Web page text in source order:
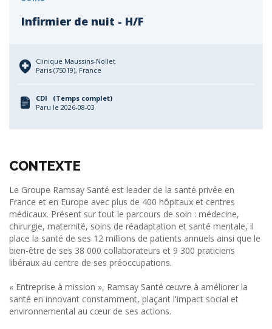
Infirmier de nuit - H/F
Clinique Maussins-Nollet
Paris (75019), France
CDI (Temps complet)
Paru le 2026-08-03
CONTEXTE
Le Groupe Ramsay Santé est leader de la santé privée en
France et en Europe avec plus de 400 hôpitaux et centres
médicaux. Présent sur tout le parcours de soin : médecine,
chirurgie, maternité, soins de réadaptation et santé mentale, il
place la santé de ses 12 millions de patients annuels ainsi que le
bien-être de ses 38 000 collaborateurs et 9 300 praticiens
libéraux au centre de ses préoccupations.
« Entreprise à mission », Ramsay Santé œuvre à améliorer la
santé en innovant constamment, plaçant l'impact social et
environnemental au cœur de ses actions.